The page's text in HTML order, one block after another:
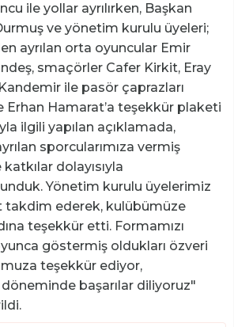
ile yollar ayrılırken, Başkan
ve yönetim kurulu üyeleri;
ayrılan orta oyuncular Emir
smaçörler Cafer Kirkit, Eray
ile pasör çaprazları
Erhan Hamarat’a teşekkür plaketi
ilgili yapılan açıklamada,
sporcularımıza vermiş
dolayısıyla
Yönetim kurulu üyelerimiz
takdim ederek, kulübümüze
teşekkür etti. Formamızı
göstermiş oldukları özveri
teşekkür ediyor,
başarılar diliyoruz"